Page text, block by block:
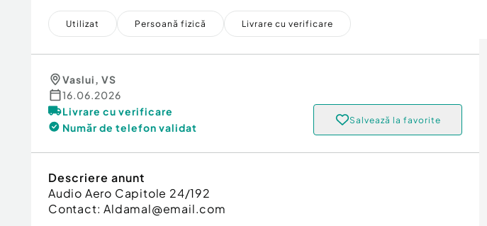
Utilizat Persoană fizică Livrare cu verificare
Vaslui, VS
16.06.2026
Livrare cu verificare
Număr de telefon validat
Salvează la favorite
Descriere anunt
Audio Aero Capitole 24/192
Contact: Aldamal@email.com